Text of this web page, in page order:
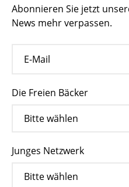
Abonnieren Sie jetzt
News mehr verpassen.
Die Freien Bäcker
Junges Netzwerk